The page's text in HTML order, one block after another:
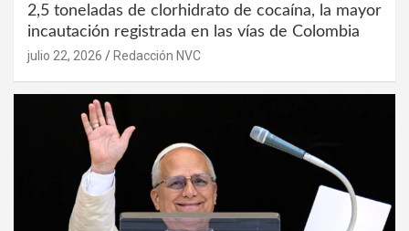
2,5 toneladas de clorhidrato de cocaína, la mayor
incautación registrada en las vías de Colombia
julio 22, 2026 Redacción NVC